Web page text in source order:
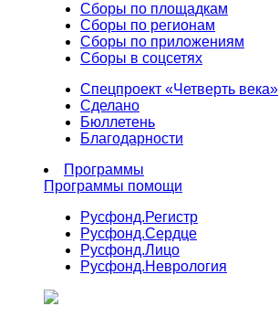
Сборы по площадкам
Сборы по регионам
Сборы по приложениям
Сборы в соцсетях
Спецпроект «Четверть века»
Сделано
Бюллетень
Благодарности
Программы
Программы помощи
Русфонд.Регистр
Русфонд.Сердце
Русфонд.Лицо
Русфонд.Неврология